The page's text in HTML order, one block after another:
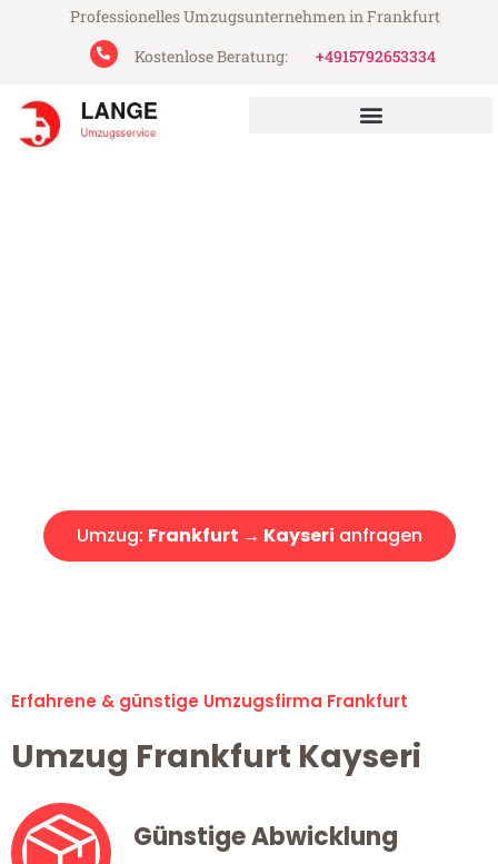
Professionelles Umzugsunternehmen in Frankfurt
Kostenlose Beratung:
+4915792653334
Umzug: Frankfurt → Kayseri anfragen
Erfahrene & günstige Umzugsfirma Frankfurt
Umzug Frankfurt Kayseri
Günstige Abwicklung